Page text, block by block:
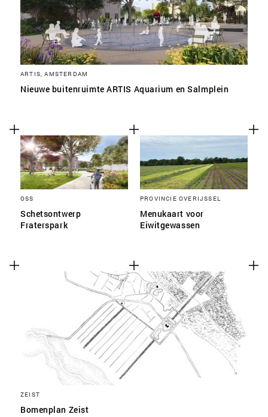
ARTIS, AMSTERDAM
Nieuwe buitenruimte ARTIS Aquarium en Salmplein
OSS
Schetsontwerp
Fraterspark
PROVINCIE OVERIJSSEL
Menukaart voor
Eiwitgewassen
ZEIST
Bomenplan Zeist